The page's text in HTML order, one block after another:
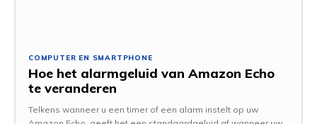
COMPUTER EN SMARTPHONE
Hoe het alarmgeluid van Amazon Echo
te veranderen
Telkens wanneer u een timer of een alarm instelt op uw